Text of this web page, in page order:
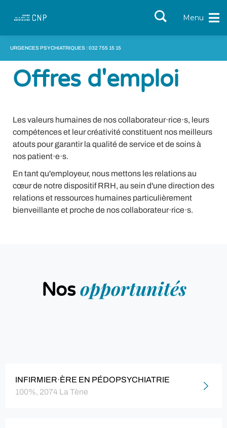
Menu
URGENCES PSYCHIATRIQUES : 032 755 15 15
Offres d'emploi
Les valeurs humaines de nos collaborateur·rice·s, leurs
compétences et leur créativité constituent nos meilleurs
atouts pour garantir la qualité de service et de soins à
nos patient·e·s.
En tant qu'employeur, nous mettons les relations au
cœur de notre dispositif RRH, au sein d'une direction des
relations et ressources humaines particulièrement
bienveillante et proche de nos collaborateur·rice·s.
Nosopportunités
INFIRMIER·ÈRE EN PÉDOPSYCHIATRIE
100%, 2074 La Tène